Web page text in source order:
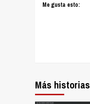
Me gusta esto:
Más historias